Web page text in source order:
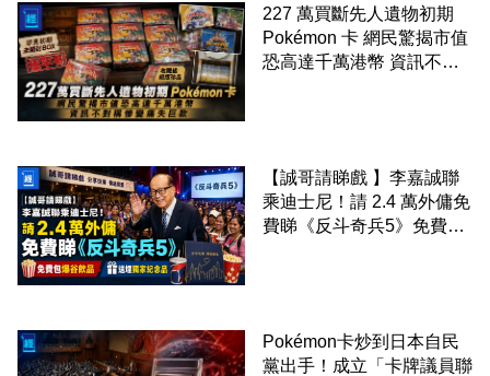
227 萬買斷先人遺物初期
Pokémon 卡 網民驚揭市值
恐高達千萬港幣 資訊不對
【誠哥請睇戲 】李嘉誠聯
乘迪士尼！請 2.4 萬外傭免
費睇《反斗奇兵5》免費包
Pokémon卡炒到日本自民
黨出手！成立「卡牌議員聯